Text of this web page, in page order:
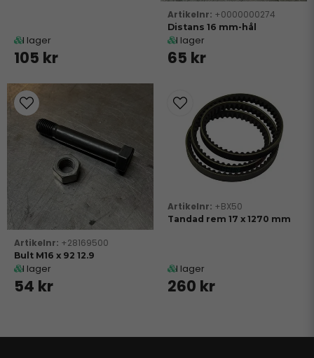
I lager
105 kr
+0000000274
Distans 16 mm-hål
I lager
65 kr
+28169500
Bult M16 x 92 12.9
I lager
54 kr
+BX50
Tandad rem 17 x 1270 mm
I lager
260 kr